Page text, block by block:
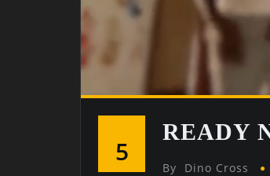
5
READY
By Dino Cross